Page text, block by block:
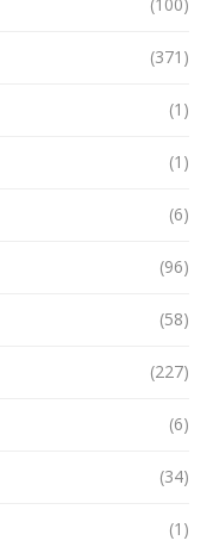
(371)
(1)
(1)
(6)
(96)
(58)
(227)
(6)
(34)
(1)